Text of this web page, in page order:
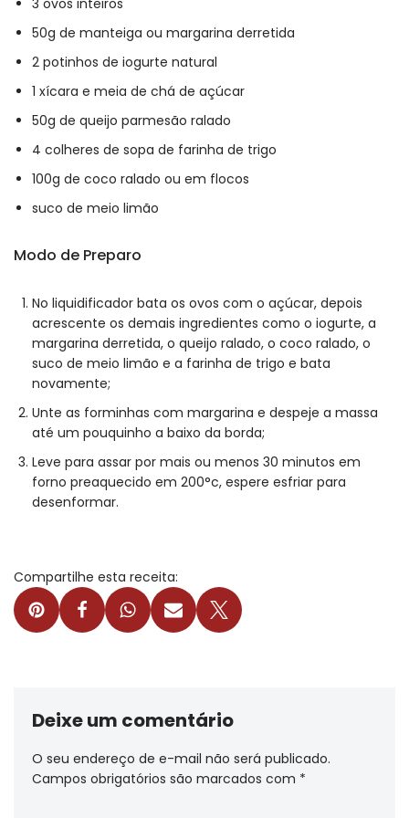
50g de manteiga ou margarina derretida
2 potinhos de iogurte natural
1 xícara e meia de chá de açúcar
50g de queijo parmesão ralado
4 colheres de sopa de farinha de trigo
100g de coco ralado ou em flocos
suco de meio limão
Modo de Preparo
No liquidificador bata os ovos com o açúcar, depois
acrescente os demais ingredientes como o iogurte, a
margarina derretida, o queijo ralado, o coco ralado, o
suco de meio limão e a farinha de trigo e bata
novamente;
Unte as forminhas com margarina e despeje a massa
até um pouquinho a baixo da borda;
Leve para assar por mais ou menos 30 minutos em
forno preaquecido em 200°c, espere esfriar para
desenformar.
Compartilhe esta receita:
Deixe um comentário
O seu endereço de e-mail não será publicado.
Campos obrigatórios são marcados com *